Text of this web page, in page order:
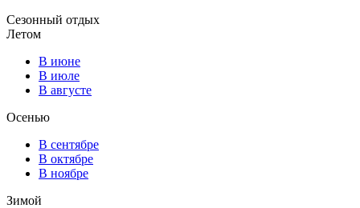
Сезонный отдых
Летом
В июне
В июле
В августе
Осенью
В сентябре
В октябре
В ноябре
Зимой